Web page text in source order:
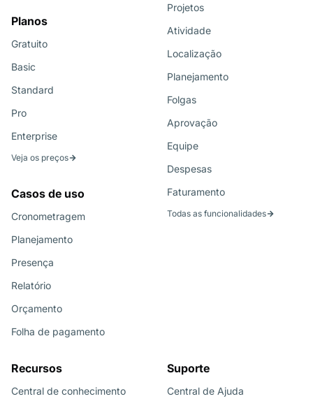
Planos
Gratuito
Basic
Standard
Pro
Enterprise
Veja os preços
Casos de uso
Cronometragem
Planejamento
Presença
Relatório
Orçamento
Folha de pagamento
Projetos
Atividade
Localização
Planejamento
Folgas
Aprovação
Equipe
Despesas
Faturamento
Todas as funcionalidades
Recursos
Central de conhecimento
Suporte
Central de Ajuda